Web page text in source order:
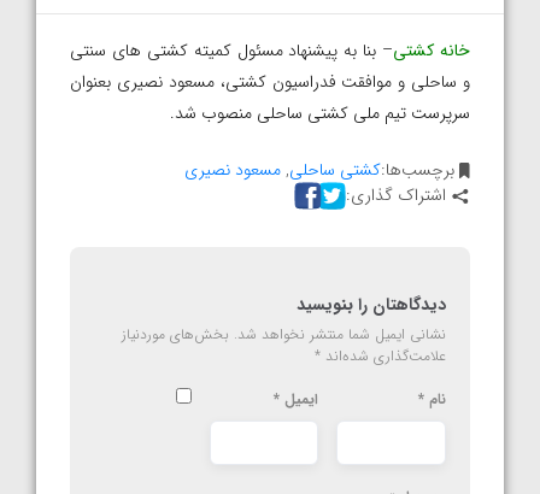
خانه کشتی– بنا به پیشنهاد مسئول کمیته کشتی های سنتی
و ساحلی و موافقت فدراسیون کشتی، مسعود نصیری بعنوان
سرپرست تیم ملی کشتی ساحلی منصوب شد.
برچسب‌ها:کشتی ساحلی,مسعود نصیری
اشتراک گذاری:
دیدگاهتان را بنویسید
نشانی ایمیل شما منتشر نخواهد شد. بخش‌های موردنیاز
علامت‌گذاری شده‌اند *
نام * ایمیل *